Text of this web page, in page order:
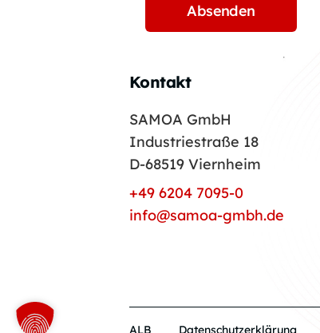
Kontakt
SAMOA GmbH
Industriestraße 18
D-68519 Viernheim
+49 6204 7095-0
info@samoa-gmbh.de
ALB Datenschutzerklärung